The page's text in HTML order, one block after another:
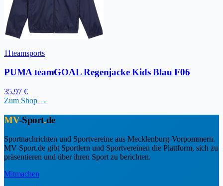
11teamsports
PUMA teamGOAL Regenjacke Kids Blau F06
35,97 €
Zum Shop →
MV-Sport.de
Sportnachrichten und Sportvereine aus Mecklenburg-Vorpommern.
MV-Sport.de gibt Sportlern und Sportvereinen die Plattform, sich zu
präsentieren und über ihren Sport zu berichten.
Mitmachen